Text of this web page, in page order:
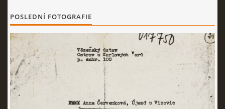
© 2026 eStránky.cz
POSLEDNÍ FOTOGRAFIE